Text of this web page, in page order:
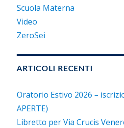
Scuola Materna
Video
ZeroSei
ARTICOLI RECENTI
Oratorio Estivo 2026 –
APERTE)
Libretto per Via Crucis